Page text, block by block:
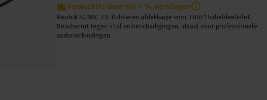
Verwachtte levertijd 7-14 werkdagen
Neutrik SCNAC-FX: Rubberen afdekkapje voor TRUE1 kabeldeelinlet.
Beschermt tegen stof en beschadigingen, ideaal voor professionele
audioverbindingen.